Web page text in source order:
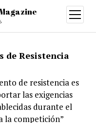
abrir
menú
de Resistencia
de resistencia es
las exigencias
durante el
la competición”